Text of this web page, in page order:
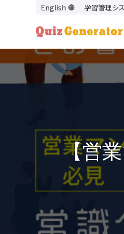
学習管理シ
機能紹介
クイズを作ろう
使い方
【営